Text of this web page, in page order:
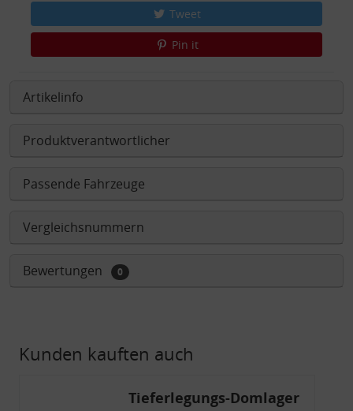
Tweet
Pin it
Artikelinfo
Produktverantwortlicher
Passende Fahrzeuge
Vergleichsnummern
Bewertungen 0
Kunden kauften auch
Tieferlegungs-Domlager